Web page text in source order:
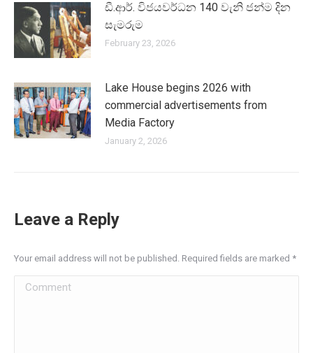
ඩී.ආර්. විජයවර්ධන 140 වැනි ජන්ම දින
සැමරුම
February 23, 2026
Lake House begins 2026 with
commercial advertisements from
Media Factory
January 2, 2026
Leave a Reply
Your email address will not be published. Required fields are marked *
Comment